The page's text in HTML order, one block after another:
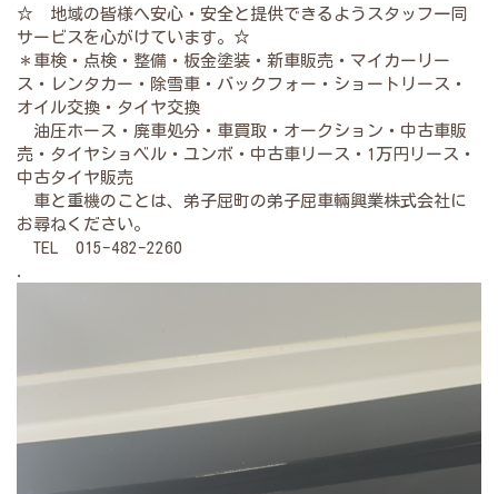
☆ 地域の皆様へ安心・安全と提供できるようスタッフ一同
サービスを心がけています。☆
＊車検・点検・整備・板金塗装・新車販売・マイカーリー
ス・レンタカー・除雪車・バックフォー・ショートリース・
オイル交換・タイヤ交換
油圧ホース・廃車処分・車買取・オークション・中古車販
売・タイヤショベル・ユンボ・中古車リース・1万円リース・
中古タイヤ販売
車と重機のことは、弟子屈町の弟子屈車輛興業株式会社に
お尋ねください。
TEL 015-482-2260